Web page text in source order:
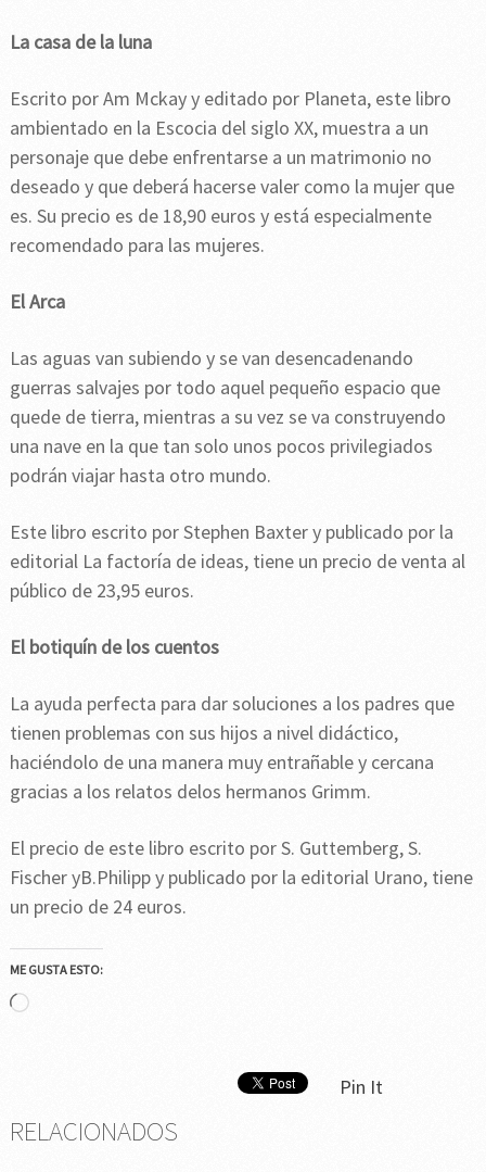
La casa de la luna
Escrito por Am Mckay y editado por Planeta, este libro
ambientado en la Escocia del siglo XX, muestra a un
personaje que debe enfrentarse a un matrimonio no
deseado y que deberá hacerse valer como la mujer que
es. Su precio es de 18,90 euros y está especialmente
recomendado para las mujeres.
El Arca
Las aguas van subiendo y se van desencadenando
guerras salvajes por todo aquel pequeño espacio que
quede de tierra, mientras a su vez se va construyendo
una nave en la que tan solo unos pocos privilegiados
podrán viajar hasta otro mundo.
Este libro escrito por Stephen Baxter y publicado por la
editorial La factoría de ideas, tiene un precio de venta al
público de 23,95 euros.
El botiquín de los cuentos
La ayuda perfecta para dar soluciones a los padres que
tienen problemas con sus hijos a nivel didáctico,
haciéndolo de una manera muy entrañable y cercana
gracias a los relatos delos hermanos Grimm.
El precio de este libro escrito por S. Guttemberg, S.
Fischer yB.Philipp y publicado por la editorial Urano, tiene
un precio de 24 euros.
ME GUSTA ESTO:
Cargando...
Pin It
RELACIONADOS